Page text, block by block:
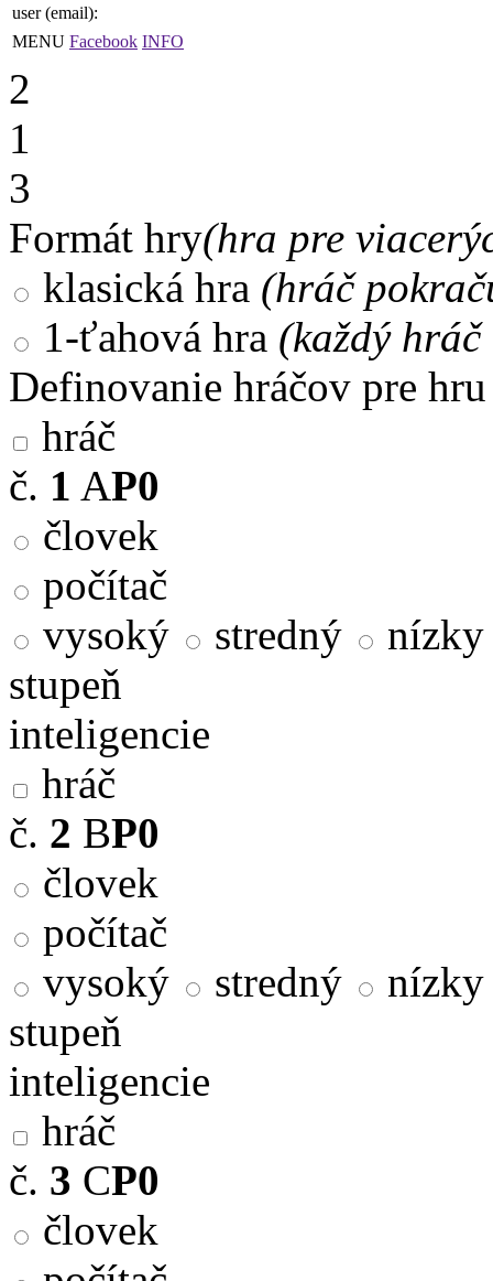
user (email):
MENU Facebook INFO
2
1
3
Formát hry(hra pre
klasická hra (hráč
1-ťahová hra (každý
Definovanie hráčov pre hru
hráč
č. 1 AP0
človek
počítač
vysoký
stredný
nízky
stupeň
inteligencie
hráč
č. 2 BP0
človek
počítač
vysoký
stredný
nízky
stupeň
inteligencie
hráč
č. 3 CP0
človek